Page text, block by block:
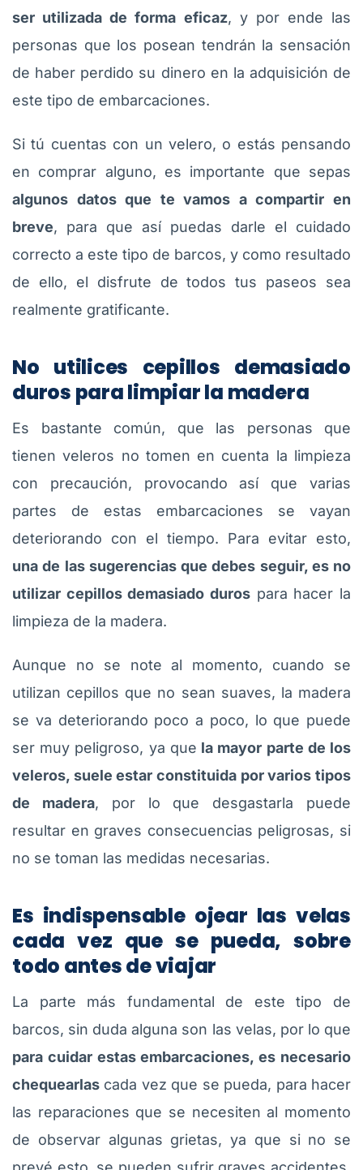
ser utilizada de forma eficaz, y por ende las
personas que los posean tendrán la sensación
de haber perdido su dinero en la adquisición de
este tipo de embarcaciones.
Si tú cuentas con un velero, o estás pensando
en comprar alguno, es importante que sepas
algunos datos que te vamos a compartir en
breve, para que así puedas darle el cuidado
correcto a este tipo de barcos, y como resultado
de ello, el disfrute de todos tus paseos sea
realmente gratificante.
No utilices cepillos demasiado
duros para limpiar la madera
Es bastante común, que las personas que
tienen veleros no tomen en cuenta la limpieza
con precaución, provocando así que varias
partes de estas embarcaciones se vayan
deteriorando con el tiempo. Para evitar esto,
una de las sugerencias que debes seguir, es no
utilizar cepillos demasiado duros para hacer la
limpieza de la madera.
Aunque no se note al momento, cuando se
utilizan cepillos que no sean suaves, la madera
se va deteriorando poco a poco, lo que puede
ser muy peligroso, ya que la mayor parte de los
veleros, suele estar constituida por varios tipos
de madera, por lo que desgastarla puede
resultar en graves consecuencias peligrosas, si
no se toman las medidas necesarias.
Es indispensable ojear las velas
cada vez que se pueda, sobre
todo antes de viajar
La parte más fundamental de este tipo de
barcos, sin duda alguna son las velas, por lo que
para cuidar estas embarcaciones, es necesario
chequearlas cada vez que se pueda, para hacer
las reparaciones que se necesiten al momento
de observar algunas grietas, ya que si no se